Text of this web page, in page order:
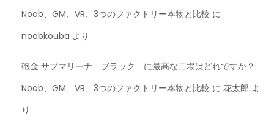
Noob、GM、VR、3つのファクトリー本物と比較 に
noobkouba より
砲金 サブマリーナ ブラック に最高な工場はどれですか？
Noob、GM、VR、3つのファクトリー本物と比較 に 花太郎 よ
り